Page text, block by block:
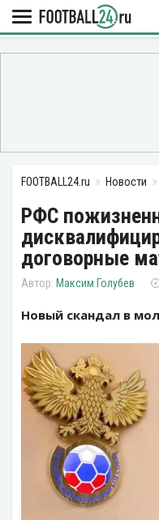
FOOTBALL24.ru Новости
РФС
договорные
Максим Голубев
Новый скандал в